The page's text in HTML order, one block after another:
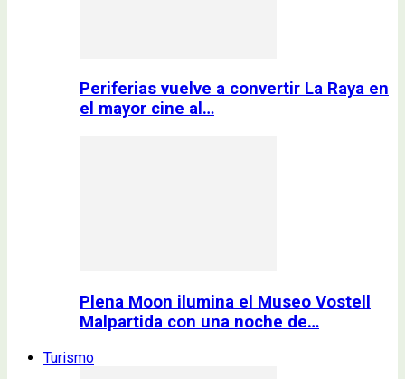
Periferias vuelve a convertir La Raya en
el mayor cine al…
Plena Moon ilumina el Museo Vostell
Malpartida con una noche de…
Turismo